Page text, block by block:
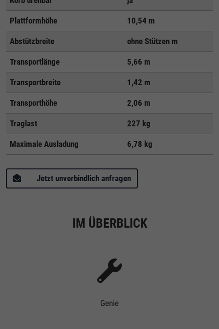
Plattformhöhe 10,54 m
Abstützbreite ohne Stützen m
Transportlänge 5,66 m
Transportbreite 1,42 m
Transporthöhe 2,06 m
Traglast 227 kg
Maximale Ausladung 6,78 kg
Jetzt unverbindlich anfragen
IM ÜBERBLICK
Genie